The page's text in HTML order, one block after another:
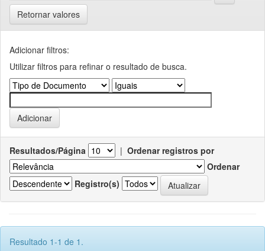
Retornar valores
Adicionar filtros:
Utilizar filtros para refinar o resultado de busca.
Resultados/Página | Ordenar registros por
Ordenar
Registro(s)
Resultado 1-1 de 1.